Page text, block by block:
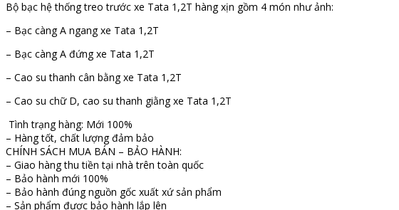
Bộ bạc hệ thống treo trước xe Tata 1,2T hàng xịn gồm 4 món như ảnh:
– Bạc càng A ngang xe Tata 1,2T
– Bạc càng A đứng xe Tata 1,2T
– Cao su thanh cân bằng xe Tata 1,2T
– Cao su chữ D, cao su thanh giằng xe Tata 1,2T
Tình trạng hàng: Mới 100%
– Hàng tốt, chất lượng đảm bảo
CHÍNH SÁCH MUA BÁN – BẢO HÀNH:
– Giao hàng thu tiền tại nhà trên toàn quốc
– Bảo hành mới 100%
– Bảo hành đúng nguồn gốc xuất xứ sản phẩm
– Sản phẩm được bảo hành lắp lên